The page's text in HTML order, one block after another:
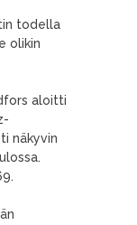
todella
olikin
aloitti
näkyvin